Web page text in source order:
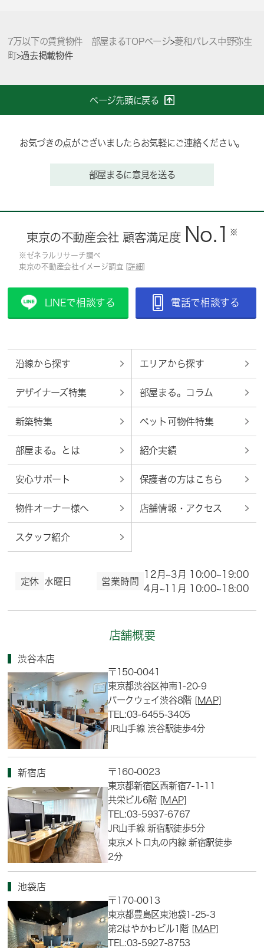
7万以下の賃貸物件 部屋まるTOPページ>菱和パレス中野弥生
町>過去掲載物件
ページ先頭に戻る
お気づきの点がございましたらお気軽にご連絡ください。
部屋まるに意見を送る
東京の不動産会社 顧客満足度 No.1 ※
※ゼネラルリサーチ調べ
東京の不動産会社イメージ調査 [ 詳細
LINEで相談する 電話で相談する
沿線から探す エリアから探す
デザイナーズ特集 部屋まる。コラム
新築特集 ペット可物件特集
部屋まる。とは 紹介実績
安心サポート 保護者の方はこちら
物件オーナー様へ 店舗情報・アクセス
スタッフ紹介
定休 水曜日 営業時間
12月~3月 10:00~19:00
4月~11月 10:00~18:00
店舗概要
渋谷本店
〒150-0041
東京都渋谷区神南1-20-9
パークウェイ渋谷8階 [MAP]
TEL:03-6455-3405
JR山手線 渋谷駅徒歩4分
新宿店
〒160-0023
東京都新宿区西新宿7-1-11
共栄ビル6階 [MAP]
TEL:03-5937-6767
JR山手線 新宿駅徒歩5分
東京メトロ丸の内線 新宿駅徒歩
2分
池袋店
〒170-0013
東京都豊島区東池袋1-25-3
第2はやかわビル1階 [MAP]
TEL:03-5927-8753